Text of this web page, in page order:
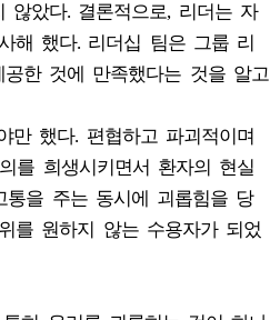
았다. 결론적으로, 리더는 자
해 했다. 리더십 팀은 그룹 리
한 것에 만족했다는 것을 알고
했다. 편협하고 파괴적이며
를 희생시키면서 환자의 현실
통을 주는 동시에 괴롭힘을 당
를 원하지 않는 수용자가 되었